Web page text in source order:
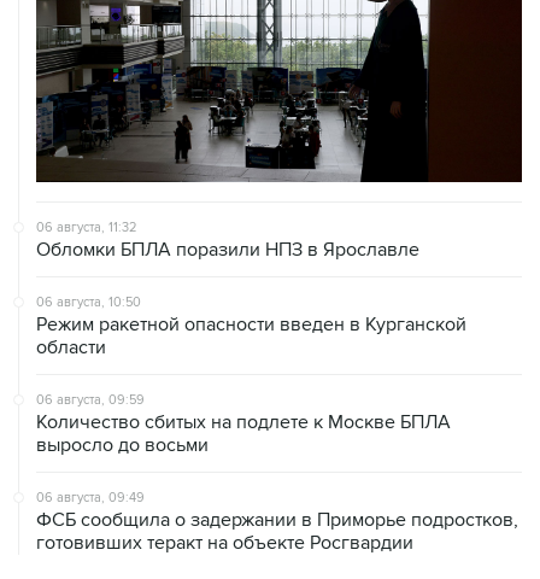
06 августа, 11:32
Обломки БПЛА поразили НПЗ в Ярославле
06 августа, 10:50
Режим ракетной опасности введен в Курганской
области
06 августа, 09:59
Количество сбитых на подлете к Москве БПЛА
выросло до восьми
06 августа, 09:49
ФСБ сообщила о задержании в Приморье подростков,
готовивших теракт на объекте Росгвардии